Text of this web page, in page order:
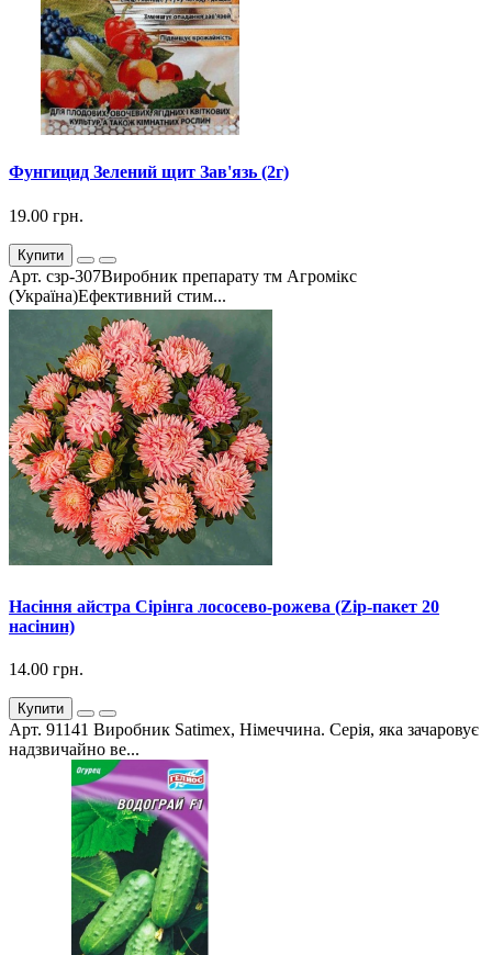
Фунгицид Зелений щит Зав'язь (2г)
19.00 грн.
Купити
Арт. сзр-307Виробник препарату тм Агромікс
(Україна)Ефективний стим...
Насіння айстра Сірінга лососево-рожева (Zip-пакет 20
насінин)
14.00 грн.
Купити
Арт. 91141 Виробник Satimex, Німеччина. Серія, яка зачаровує
надзвичайно ве...